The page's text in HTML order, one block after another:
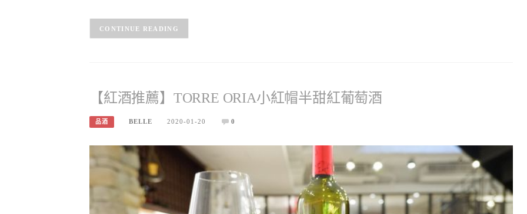
CONTINUE READING
【紅酒推薦】TORRE ORIA小紅帽半甜紅葡萄酒
品酒 BELLE 2020-01-20 0